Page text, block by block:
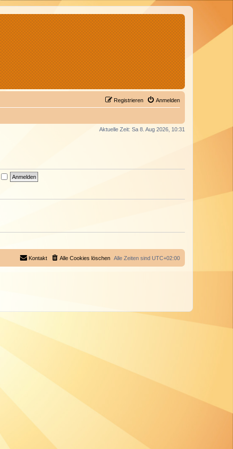
Anmelden
Registrieren
Aktuelle Zeit: Sa 8. Aug 2026, 10:31
Alle Zeiten sind UTC+02:00
Alle Cookies löschen
Kontakt